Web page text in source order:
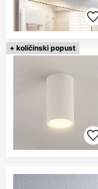
+ količinski popust